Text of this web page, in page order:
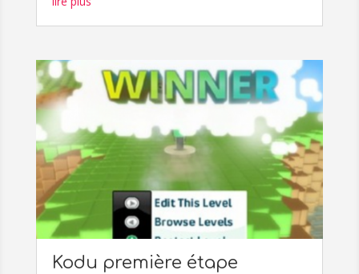
Kodu première étape